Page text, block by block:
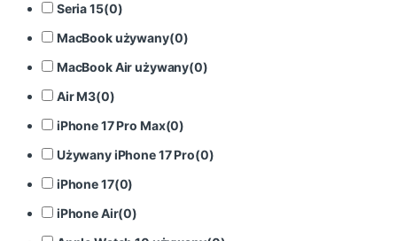
Seria 15(0)
MacBook używany(0)
MacBook Air używany(0)
Air M3(0)
iPhone 17 Pro Max(0)
Używany iPhone 17 Pro(0)
iPhone 17(0)
iPhone Air(0)